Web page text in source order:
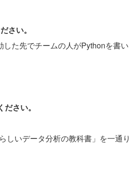
さい。
た先でチームの人がPythonを書い
さい。
しいデータ分析の教科書」を一通り